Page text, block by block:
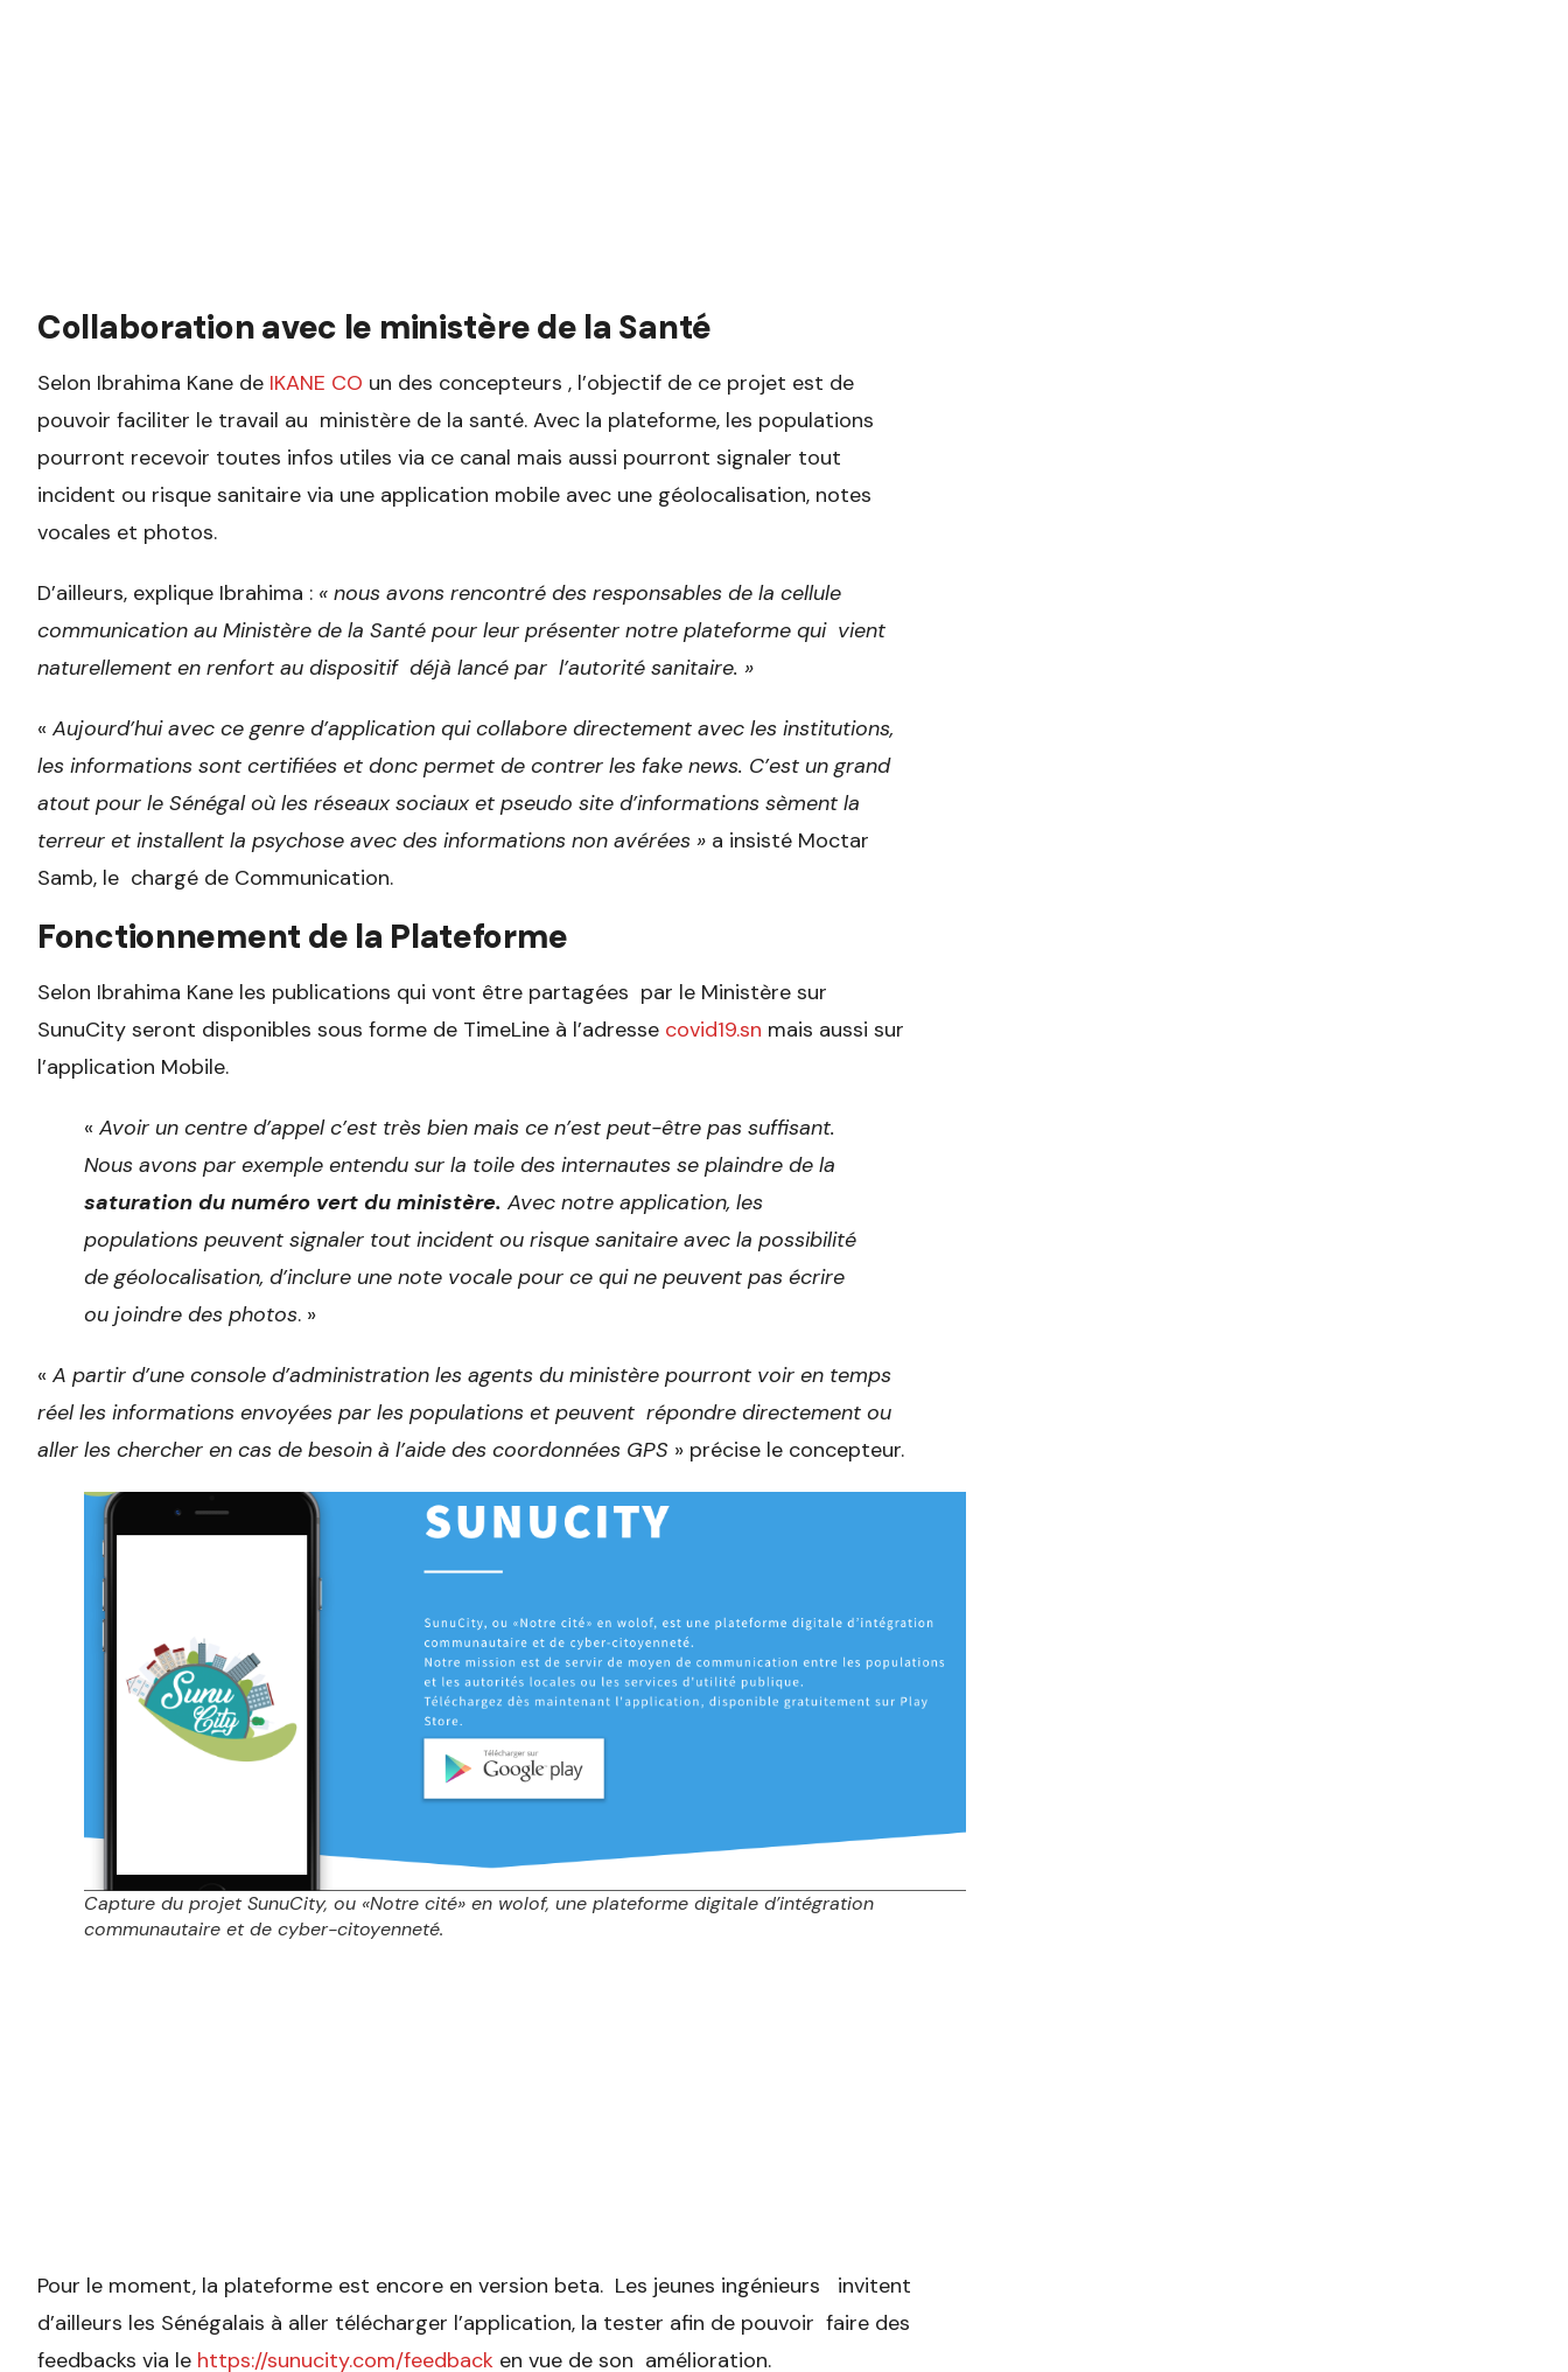
Collaboration avec le ministère de la Santé
Selon Ibrahima Kane de IKANE CO un des concepteurs , l’objectif de ce projet est de
pouvoir faciliter le travail au ministère de la santé. Avec la plateforme, les populations
pourront recevoir toutes infos utiles via ce canal mais aussi pourront signaler tout
incident ou risque sanitaire via une application mobile avec une géolocalisation, notes
vocales et photos.
D’ailleurs, explique Ibrahima : « nous avons rencontré des responsables de la cellule
communication au Ministère de la Santé pour leur présenter notre plateforme qui vient
naturellement en renfort au dispositif déjà lancé par l’autorité sanitaire. »
« Aujourd’hui avec ce genre d’application qui collabore directement avec les institutions,
les informations sont certifiées et donc permet de contrer les fake news. C’est un grand
atout pour le Sénégal où les réseaux sociaux et pseudo site d’informations sèment la
terreur et installent la psychose avec des informations non avérées » a insisté Moctar
Samb, le chargé de Communication.
Fonctionnement de la Plateforme
Selon Ibrahima Kane les publications qui vont être partagées par le Ministère sur
SunuCity seront disponibles sous forme de TimeLine à l’adresse covid19.sn mais aussi sur
l’application Mobile.
« Avoir un centre d’appel c’est très bien mais ce n’est peut-être pas suffisant.
Nous avons par exemple entendu sur la toile des internautes se plaindre de la
saturation du numéro vert du ministère. Avec notre application, les
populations peuvent signaler tout incident ou risque sanitaire avec la possibilité
de géolocalisation, d’inclure une note vocale pour ce qui ne peuvent pas écrire
ou joindre des photos. »
« A partir d’une console d’administration les agents du ministère pourront voir en temps
réel les informations envoyées par les populations et peuvent répondre directement ou
aller les chercher en cas de besoin à l’aide des coordonnées GPS » précise le concepteur.
Capture du projet SunuCity, ou «Notre cité» en wolof, une plateforme digitale d’intégration
communautaire et de cyber-citoyenneté.
Pour le moment, la plateforme est encore en version beta. Les jeunes ingénieurs invitent
d’ailleurs les Sénégalais à aller télécharger l’application, la tester afin de pouvoir faire des
feedbacks via le https://sunucity.com/feedback en vue de son amélioration.